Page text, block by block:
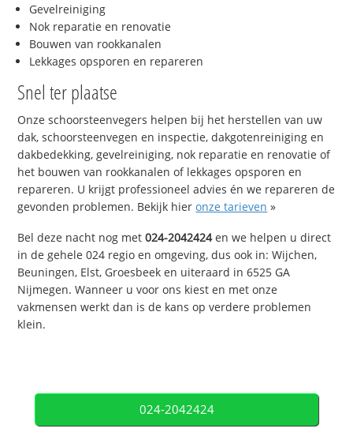
Gevelreiniging
Nok reparatie en renovatie
Bouwen van rookkanalen
Lekkages opsporen en repareren
Snel ter plaatse
Onze schoorsteenvegers helpen bij het herstellen van uw
dak, schoorsteenvegen en inspectie, dakgotenreiniging en
dakbedekking, gevelreiniging, nok reparatie en renovatie of
het bouwen van rookkanalen of lekkages opsporen en
repareren. U krijgt professioneel advies én we repareren de
gevonden problemen. Bekijk hieronze tarieven »
Bel deze nacht nog met024-2042424en we helpen u direct
in de gehele 024 regio en omgeving, dus ook in: Wijchen,
Beuningen, Elst, Groesbeek en uiteraard in 6525 GA
Nijmegen. Wanneer u voor ons kiest en met onze
vakmensen werkt dan is de kans op verdere problemen
klein.
024-2042424